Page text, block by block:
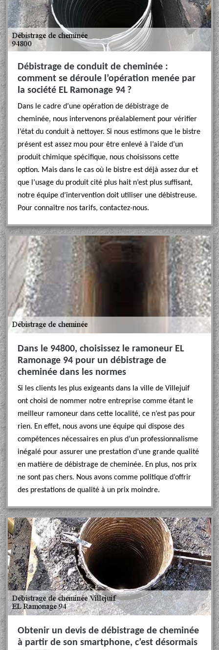
Débistrage de conduit de cheminée :
comment se déroule l’opération menée par
la société EL Ramonage 94 ?
Dans le cadre d’une opération de débistrage de
cheminée, nous intervenons préalablement pour vérifier
l’état du conduit à nettoyer. Si nous estimons que le bistre
présent est assez mou pour être enlevé à l’aide d’un
produit chimique spécifique, nous choisissons cette
option. Mais dans le cas où le bistre est déjà assez dur et
que l’usage du produit cité plus hait n’est plus suffisant,
notre équipe d’intervention doit utiliser une débistreuse.
Pour connaître nos tarifs, contactez-nous.
Dans le 94800, choisissez le ramoneur EL
Ramonage 94 pour un débistrage de
cheminée dans les normes
Si les clients les plus exigeants dans la ville de Villejuif
ont choisi de nommer notre entreprise comme étant le
meilleur ramoneur dans cette localité, ce n’est pas pour
rien. En effet, nous avons une équipe qui dispose des
compétences nécessaires en plus d’un professionnalisme
inégalé pour assurer une prestation d’une grande qualité
en matière de débistrage de cheminée. En plus, nos prix
ne sont pas chers. Nous avons comme politique d’offrir
des prestations de qualité à un prix moindre.
Obtenir un devis de débistrage de cheminée
à partir de son smartphone, c’est désormais